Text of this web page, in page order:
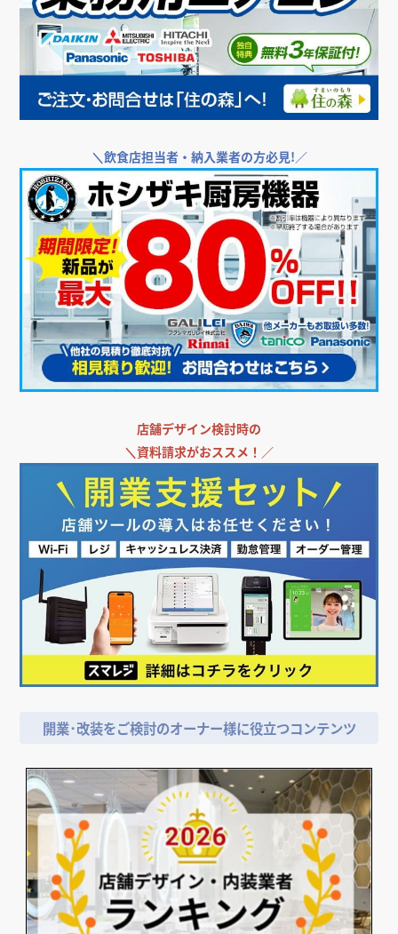
5. 着工・施工管理
工程の進捗はご報告しながら進めます。現場でのご相談にも随時対応し
開店後の不具合対応から、増床・改装のご相談まで継続して承ります。
価などの一律の金額をお出ししていません。物件資料や平面図をお送り
いただきご相談ください。ご相談・現地調査・概算お見積りはすべて無
料です。
■ 代表からのメッセージ
店舗を出すというのは、オーナー様にとって人生を賭けた勝負だと思っ
ています。私たちはその勝負に、隣で一緒に立ちたい。工事を請け負う
会社ではなく、開業のパートナーでありたい。ただそれだけです。
「まだ物件も決まっていない」「予算が合うか分からない」——そうい
う段階のご相談こそ、いちばんお役に立てます。一緒に、いいお店をつ
くりましょう。
株式会社エムトラスト 代表取締役 高橋 勘太
■ YouTube・SNSのご案内
代表がYouTube「内装工事ちゃんねる」で、内装業界のブラックボック
事例なども公開しています。ご相談の前に、どんな人間が担当するのか
もぜひご覧ください。
千葉県/店舗内装/ローコスト/ワンストップ・物件探しサポート/エムト
ラスト/商叶空間建築labo/デザイン/デザイナーズ/設計事務所/内装施工/
低予算/低価格/高品質/店舗開業/店舗探し/人気/おしゃれ
＼飲食店担当者・納入業者の方必見!／
店舗デザイン検討時の
＼資料請求がおススメ！／
開業･改装をご検討のオーナー様に役立つコンテンツ